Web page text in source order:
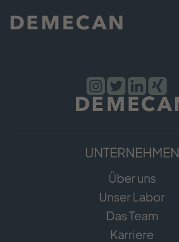
UNTERNEHMEN
Über uns
Unser Labor
Das Team
Karriere